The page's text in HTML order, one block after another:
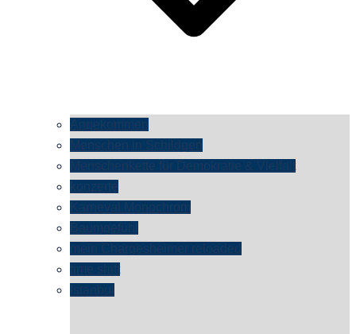
Angekommen
Menschen in Schildgen
Menschenkette für Demokratie & Vielfalt
konzerte
Karneval Monochrom
Baumgefühl
mein Chargesheimer reloaded
time shift
Istanbul